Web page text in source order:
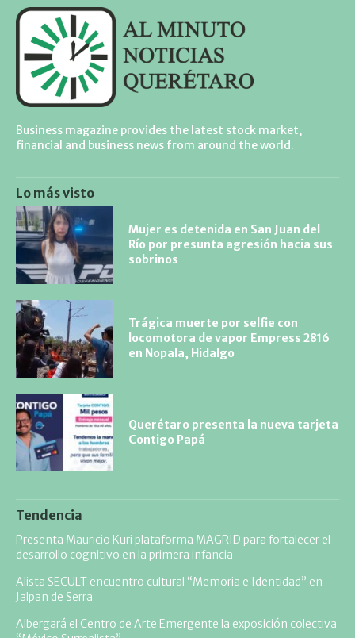
Business magazine provides the latest stock market,
financial and business news from around the world.
Lo más visto
Mujer es detenida en San Juan del
Río por presunta agresión hacia sus
sobrinos
Trágica muerte por selfie con
locomotora de vapor Empress 2816
en Nopala, Hidalgo
Querétaro presenta la nueva tarjeta
Contigo Papá
Tendencia
Presenta Mauricio Kuri plataforma MAGRID para fortalecer el
desarrollo cognitivo en la primera infancia
Alista SECULT encuentro cultural “Memoria e Identidad” en
Jalpan de Serra
Albergará el Centro de Arte Emergente la exposición colectiva